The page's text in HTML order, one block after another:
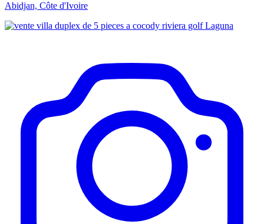
Abidjan, Côte d'Ivoire